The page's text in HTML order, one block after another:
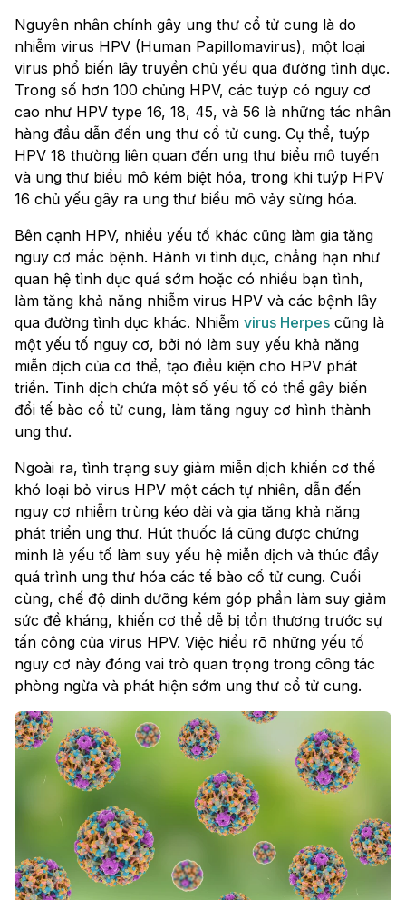
Nguyên nhân chính gây ung thư cổ tử cung là do
nhiễm virus HPV (Human Papillomavirus), một loại
virus phổ biến lây truyền chủ yếu qua đường tình dục.
Trong số hơn 100 chủng HPV, các tuýp có nguy cơ
cao như HPV type 16, 18, 45, và 56 là những tác nhân
hàng đầu dẫn đến ung thư cổ tử cung. Cụ thể, tuýp
HPV 18 thường liên quan đến ung thư biểu mô tuyến
và ung thư biểu mô kém biệt hóa, trong khi tuýp HPV
16 chủ yếu gây ra ung thư biểu mô vảy sừng hóa.
Bên cạnh HPV, nhiều yếu tố khác cũng làm gia tăng
nguy cơ mắc bệnh. Hành vi tình dục, chẳng hạn như
quan hệ tình dục quá sớm hoặc có nhiều bạn tình,
làm tăng khả năng nhiễm virus HPV và các bệnh lây
qua đường tình dục khác. Nhiễm virus Herpes cũng là
một yếu tố nguy cơ, bởi nó làm suy yếu khả năng
miễn dịch của cơ thể, tạo điều kiện cho HPV phát
triển. Tinh dịch chứa một số yếu tố có thể gây biến
đổi tế bào cổ tử cung, làm tăng nguy cơ hình thành
ung thư.
Ngoài ra, tình trạng suy giảm miễn dịch khiến cơ thể
khó loại bỏ virus HPV một cách tự nhiên, dẫn đến
nguy cơ nhiễm trùng kéo dài và gia tăng khả năng
phát triển ung thư. Hút thuốc lá cũng được chứng
minh là yếu tố làm suy yếu hệ miễn dịch và thúc đẩy
quá trình ung thư hóa các tế bào cổ tử cung. Cuối
cùng, chế độ dinh dưỡng kém góp phần làm suy giảm
sức đề kháng, khiến cơ thể dễ bị tổn thương trước sự
tấn công của virus HPV. Việc hiểu rõ những yếu tố
nguy cơ này đóng vai trò quan trọng trong công tác
phòng ngừa và phát hiện sớm ung thư cổ tử cung.